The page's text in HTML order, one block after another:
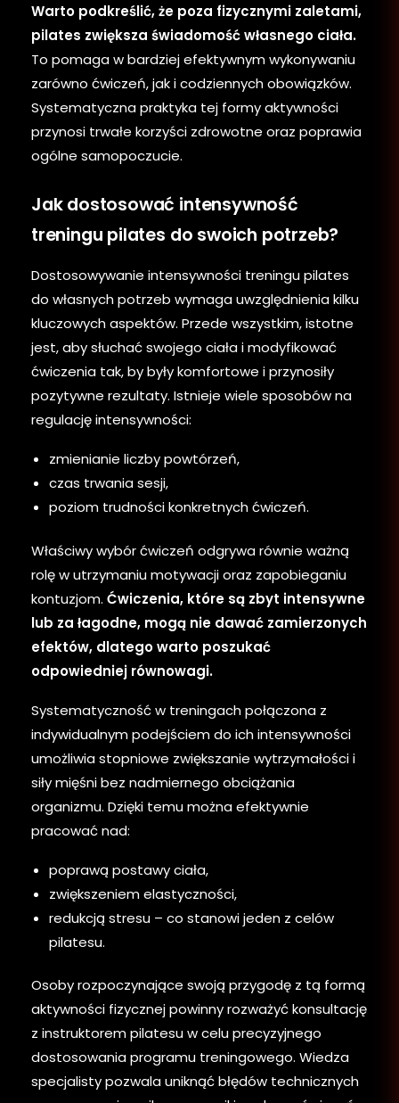
Warto podkreślić, że poza fizycznymi zaletami,
pilates zwiększa świadomość własnego ciała.
To pomaga w bardziej efektywnym wykonywaniu
zarówno ćwiczeń, jak i codziennych obowiązków.
Systematyczna praktyka tej formy aktywności
przynosi trwałe korzyści zdrowotne oraz poprawia
ogólne samopoczucie.
Jak dostosować intensywność
treningu pilates do swoich potrzeb?
Dostosowywanie intensywności treningu pilates
do własnych potrzeb wymaga uwzględnienia kilku
kluczowych aspektów. Przede wszystkim, istotne
jest, aby słuchać swojego ciała i modyfikować
ćwiczenia tak, by były komfortowe i przynosiły
pozytywne rezultaty. Istnieje wiele sposobów na
regulację intensywności:
zmienianie liczby powtórzeń,
czas trwania sesji,
poziom trudności konkretnych ćwiczeń.
Właściwy wybór ćwiczeń odgrywa równie ważną
rolę w utrzymaniu motywacji oraz zapobieganiu
kontuzjom. Ćwiczenia, które są zbyt intensywne
lub za łagodne, mogą nie dawać zamierzonych
efektów, dlatego warto poszukać
odpowiedniej równowagi.
Systematyczność w treningach połączona z
indywidualnym podejściem do ich intensywności
umożliwia stopniowe zwiększanie wytrzymałości i
siły mięśni bez nadmiernego obciążania
organizmu. Dzięki temu można efektywnie
pracować nad:
poprawą postawy ciała,
zwiększeniem elastyczności,
redukcją stresu – co stanowi jeden z celów
pilatesu.
Osoby rozpoczynające swoją przygodę z tą formą
aktywności fizycznej powinny rozważyć konsultację
z instruktorem pilatesu w celu precyzyjnego
dostosowania programu treningowego. Wiedza
specjalisty pozwala uniknąć błędów technicznych